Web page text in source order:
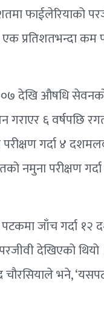
फाईलेरियाको
प्रतिशतभन्दा कम
देखि औषधि
६ वर्षपछि
गर्दा ४
नमुना परीक्षण
जाँच गर्दा १२
देखिएको थियो
चौरसियाले भने,